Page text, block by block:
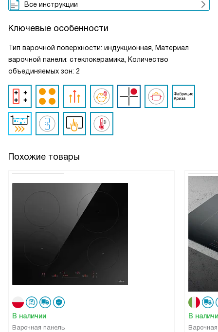
Все инструкции
Ключевые особенности
Тип варочной поверхности: индукционная, Материал
варочной панели: стеклокерамика, Количество
объединяемых зон: 2
Похожие товары
В наличии
Варочная панель
В